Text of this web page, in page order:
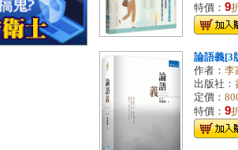
特價： 9
論語義[3
作者： 李
出版社：
定價：
特價： 9